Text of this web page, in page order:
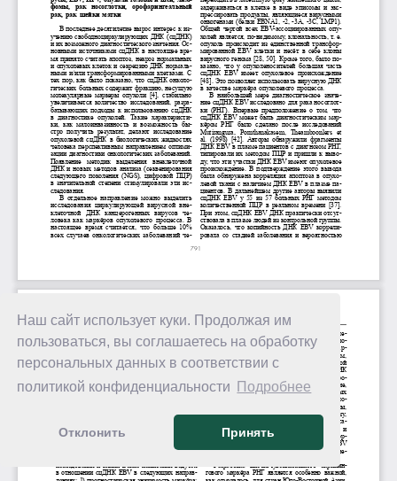
Наш сайт использует куки. Продолжая им
пользоваться, вы соглашаетесь на обработку
персональных данных в соответствии с
политикой конфиденциальности
Подробнее
Отклонить Принять